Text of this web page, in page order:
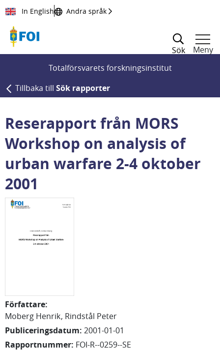
Till innehållet
In English Andra språk
Sök
Meny
Totalförsvarets forskningsinstitut
Tillbaka till Sök rapporter
Reserapport från MORS
Workshop on analysis of
urban warfare 2-4 oktober
2001
Författare:
Moberg Henrik Rindstål Peter
Publiceringsdatum: 2001-01-01
Rapportnummer: FOI-R--0259--SE